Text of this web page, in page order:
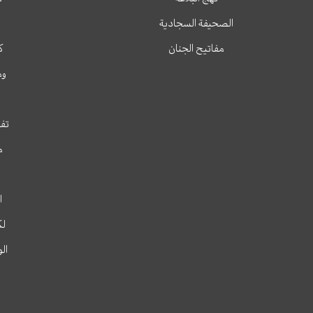
الصحيفة السجادية
مفاتيح الجنان